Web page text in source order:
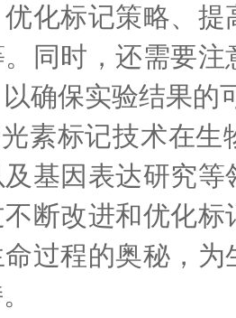
化标记策略、
同时，还需要
确保实验结果的
标记技术在生
基因表达研究
断改进和优化
过程的奥秘，